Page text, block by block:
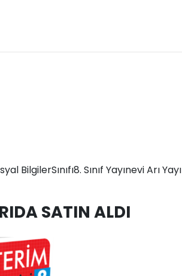
Sınıf Yayınevi Arı
SATIN ALDI